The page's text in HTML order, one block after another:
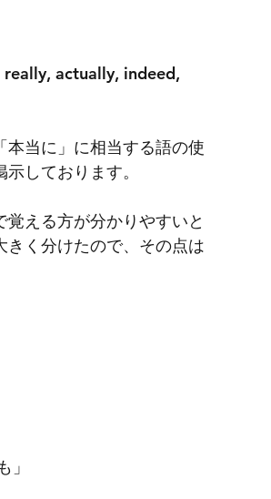
really, actually, indeed,
当に」に相当する語の使
しております。
える方が分かりやすいと
く分けたので、その点は
」